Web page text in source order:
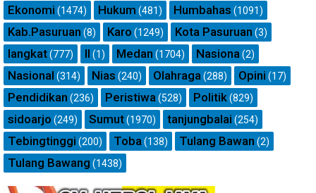
Ekonomi (1474) Hukum (481) Humbahas (1091)
Kab.Pasuruan (8) Karo (1249) Kota Pasuruan (3)
langkat(777) ll (1) Medan (1704) Nasiona (2)
Nasional (314) Nias (240) Olahraga (288) Opini (17)
Pendidikan (236) Peristiwa (528) Politik(829)
sidoarjo (249) Sumut(1970) tanjungbalai (254)
Tebingtinggi (200) Toba (138) Tulang Bawan (2)
Tulang Bawang (1438)